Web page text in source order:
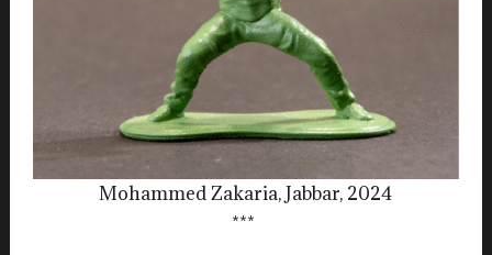
Mohammed Zakaria, Jabbar, 2024
***